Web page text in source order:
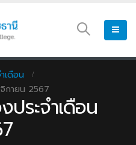
เดือน
กายน 2567
ระจำเดือน